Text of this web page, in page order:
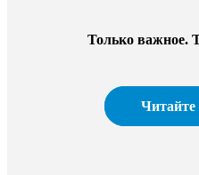
Только важное.
Читайте